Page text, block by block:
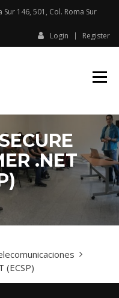
146, 501, Col. Roma Sur​
Login Register
CAPACITACIÓN
.NET
(ECSP)